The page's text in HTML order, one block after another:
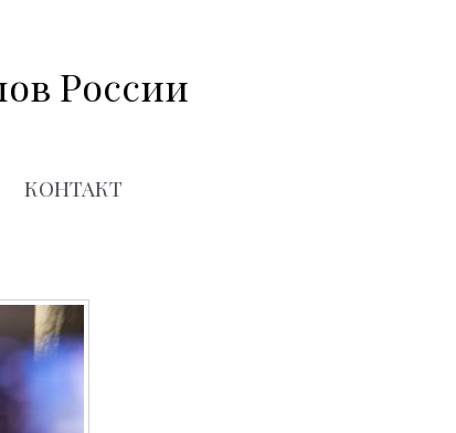
России
КОНТАКТ